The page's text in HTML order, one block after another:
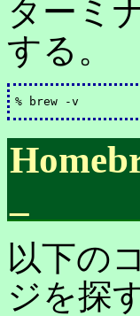
ターミ
する。
以下の
ジを探